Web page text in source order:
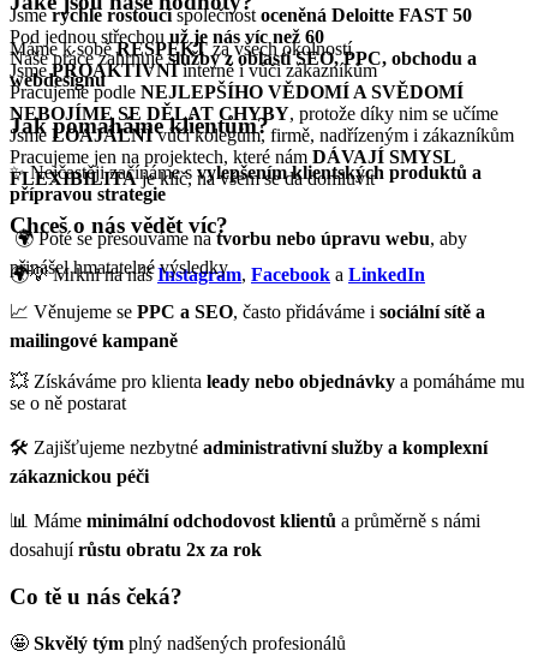
Máme k soběRESPEKT za všech okolností
JsmePROAKTIVNÍinterně i vůči zákazníkům
Pracujeme podle NEJLEPŠÍHO VĚDOMÍ A SVĚDOMÍ
NEBOJÍME SE DĚLAT CHYBY, protože díky nim se učíme
Jsme LOAJÁLNÍvůči kolegům, firmě, nadřízeným i zákazníkům
Pracujeme jen na projektech, které nám DÁVAJÍ SMYSL
FLEXIBILITAje klíč, na všem se dá domluvit
Chceš o nás vědět víc?
🌍💡 Mrkni na nášInstagram, Facebook a LinkedIn
Jsme rychle rostoucíspolečnost oceněná Deloitte FAST 50
Pod jednou střechou už je nás víc než 60
Naše práce zahrnujeslužby z oblasti SEO, PPC, obchodu a
webdesignu
Jak pomáháme klientům?
✨ Nejčastěji začínáme s vylepšením klientských produktů a
přípravou strategie
🌍 Poté se přesouváme natvorbu nebo úpravu webu, aby
přinášel hmatatelné výsledky
📈 Věnujeme se PPC a SEO, často přidáváme i sociální sítě a
mailingové kampaně
💥 Získáváme pro klienta leady nebo objednávky a pomáháme mu
se o ně postarat
🛠️ Zajišťujeme nezbytné administrativní služby a komplexní
zákaznickou péči
📊 Máme minimální odchodovost klientů a průměrně s námi
dosahujírůstu obratu 2x za rok
Co tě u nás čeká?
🤩 Skvělý tým plný nadšených profesionálů